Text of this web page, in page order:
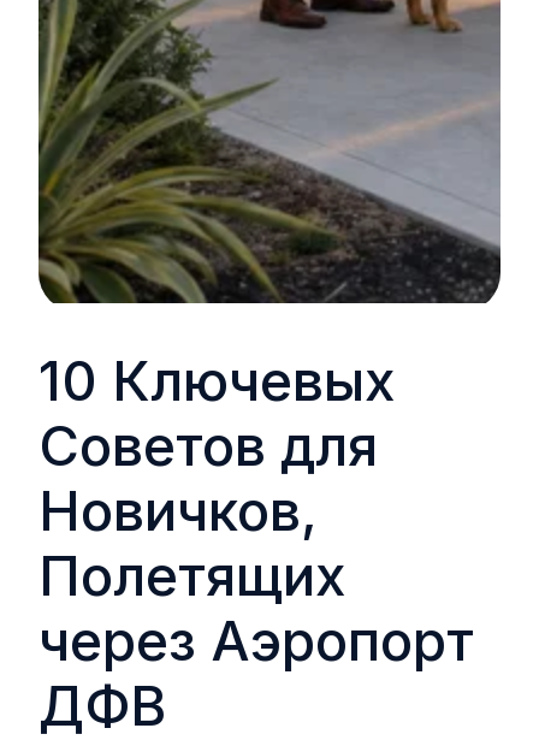
10 Ключевых
Советов для
Новичков,
Полетящих
через Аэропорт
ДФВ